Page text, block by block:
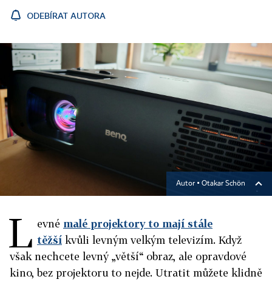
ODEBÍRAT AUTORA
Autor ▪ Otakar Schön
L evné malé projektory to mají stále
těžší kvůli levným velkým televizím. Když
však nechcete levný „větší“ obraz, ale opravdové
kino, bez projektoru to nejde. Utratit můžete klidně